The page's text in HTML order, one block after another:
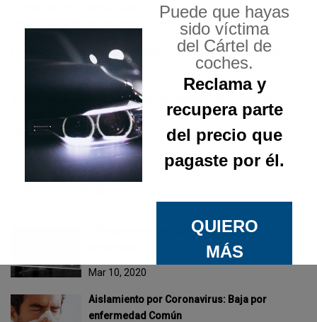
existencia de un precio cierto para que el negocio puede ser
La Dirección General de Tributos ha concluido que en el caso
objeto de la consulta estaríamos ante un inmueble urbano que
genera rendimientos del capital inmobiliario, sino que genera
una imputación de renta
inmobiliaria.
Diferencias entre: Cese y extinción de
Mar 10, 2020
Aislamiento por Coronavirus: Baja por
enfermedad Común
Puede que hayas
sido víctima
del Cártel de
coches.
Reclama y
recupera parte
del precio que
pagaste por él.
QUIERO
MÁS
ÓN